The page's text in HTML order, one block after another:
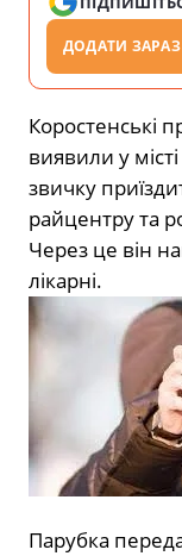
ДОДАТИ ЗАРАЗ
Коростенські
виявили у
звичку
райцентру та
Через це він
лікарні.
Парубка